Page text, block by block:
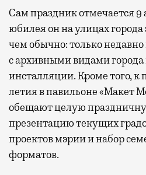
Сам праздник отмечается 9
юбилея он на улицах
чем обычно: только
с архивными видами города
инсталляции. Кроме того, к
летия в павильоне «Макет
обещают целую
презентацию текущих
проектов мэрии и набор
форматов.